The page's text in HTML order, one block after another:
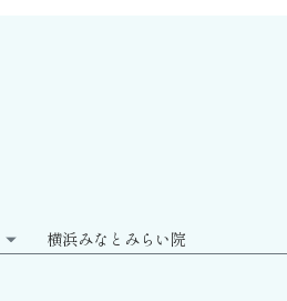
横浜みなとみらい院